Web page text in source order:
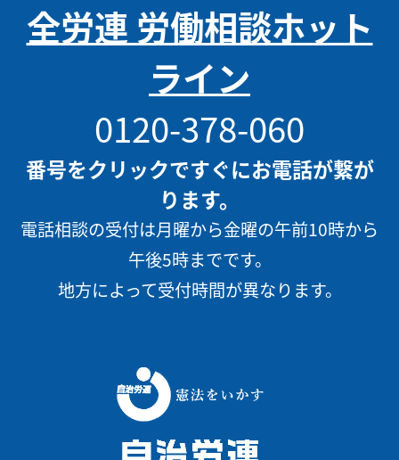
全労連 労働相談ホット
ライン
0120-378-060
番号をクリックですぐにお電話が繋が
ります。
電話相談の受付は月曜から金曜の午前10時から
午後5時までです。
地方によって受付時間が異なります。